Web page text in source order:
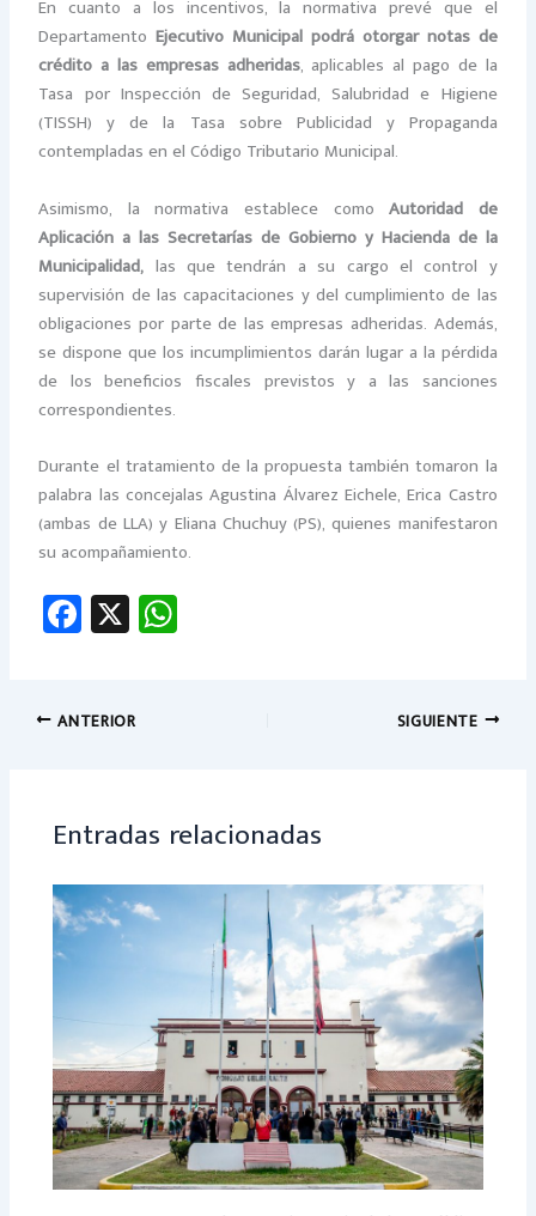
En cuanto a los incentivos, la normativa prevé que el
DepartamentoEjecutivo Municipal podrá otorgar notas de
crédito a las empresas adheridas, aplicables al pago de la
Tasa por Inspección de Seguridad, Salubridad e Higiene
(TISSH) y de la Tasa sobre Publicidad y Propaganda
contempladas en el Código Tributario Municipal.
Asimismo, la normativa establece comoAutoridad de
Aplicación a las Secretarías de Gobierno y Hacienda de la
Municipalidad, las que tendrán a su cargo el control y
supervisión de las capacitaciones y del cumplimiento de las
obligaciones por parte de las empresas adheridas. Además,
se dispone que los incumplimientos darán lugar a la pérdida
de los beneficios fiscales previstos y a las sanciones
correspondientes.
Durante el tratamiento de la propuesta también tomaron la
palabra las concejalas Agustina Álvarez Eichele, Erica Castro
(ambas de LLA) y Eliana Chuchuy (PS), quienes manifestaron
su acompañamiento.
Fa
ce
o
X
ANTERIOR SIGUIENTE
Entradas relacionadas